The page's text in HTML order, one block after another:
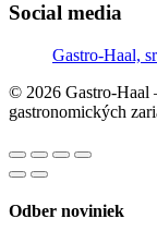
Social media
Gastro-Haal,
© 2026 Gastro-Haal
gastronomických
Odber noviniek